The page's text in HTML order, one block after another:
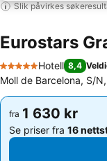
Slik påvirkes
Eurostars
5 Stjerner
Hotell 8,4
Moll de Barcelona, S/
fra 1 630 kr
Se priser fra 16
fra 1 630 kr
Se priser fra 16